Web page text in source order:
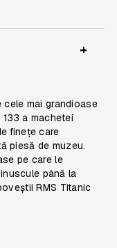
+
cele mai grandioase
a machetei
finețe care
piesă de muzeu.
pe care le
până la
RMS Titanic